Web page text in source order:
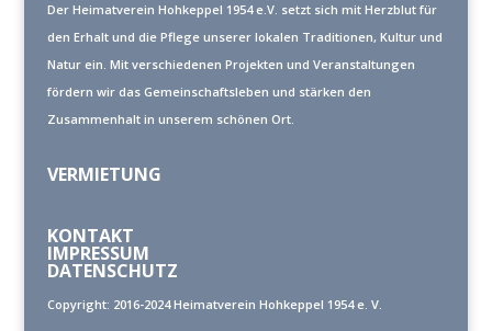
Der Heimatverein Hohkeppel 1954 e.V. setzt sich mit Herzblut für
den Erhalt und die Pflege unserer lokalen Traditionen, Kultur und
Natur ein. Mit verschiedenen Projekten und Veranstaltungen
fördern wir das Gemeinschaftsleben und stärken den
Zusammenhalt in unserem schönen Ort.
VERMIETUNG
KONTAKT
IMPRESSUM
DATENSCHUTZ
Copyright: 2016-2024 Heimatverein Hohkeppel 1954 e. V.